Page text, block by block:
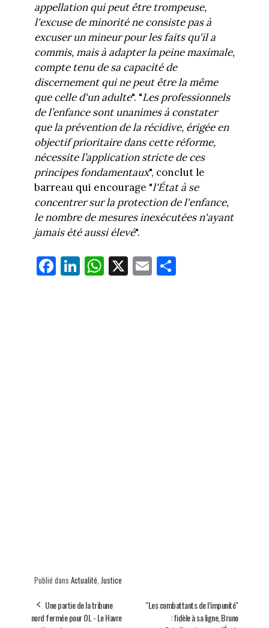
appellation qui peut être trompeuse,
l'excuse de minorité ne consiste pas à
excuser un mineur pour les faits qu'il a
commis, mais à adapter la peine maximale,
compte tenu de sa capacité de
discernement qui ne peut être la même
que celle d'un adulte". "Les professionnels
de l’enfance sont unanimes à constater
que la prévention de la récidive, érigée en
objectif prioritaire dans cette réforme,
nécessite l’application stricte de ces
principes fondamentaux", conclut le
barreau qui encourage "l'État à se
concentrer sur la protection de l'enfance,
le nombre de mesures inexécutées n'ayant
jamais été aussi élevé".
Fa
ce
Li
nk
W
ha
X E
m
Pa
rt
Publié dans Actualité Justice
Une partie de la tribune
nord fermée pour OL - Le Havre
"Les combattants de l’impunité"
: fidèle à sa ligne, Bruno